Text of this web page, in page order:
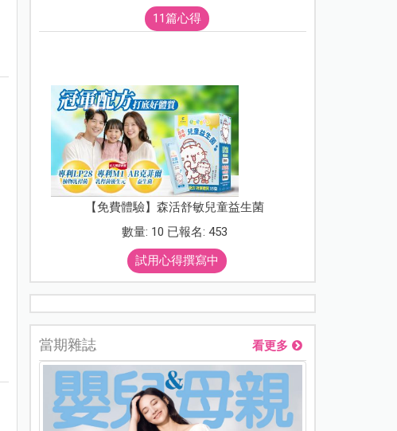
11篇心得
【免費體驗】森活舒敏兒童益生菌
數量: 10 已報名: 453
試用心得撰寫中
當期雜誌 看更多